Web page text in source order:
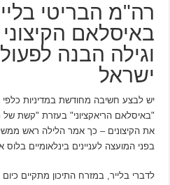
רה"מ הבריטי
באיסלאם
וגילה הבנה
ישראל
יש לבצע חשיבה מחודשת במדיניות כלפי
"באיסלאם הריאקציוני" בעזרת "קשת
את הקיצונים – כך אמר הלילה ראש
בפני המועצה לעניינים בינלאומיים בלוס
לדברי בלייר, במזרח התיכון מתקיים